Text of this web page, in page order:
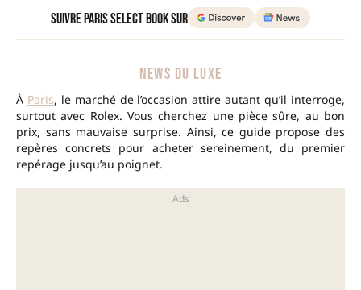
Suivre Paris Select Book sur
NEWS DU LUXE
À Paris, le marché de l’occasion attire autant qu’il interroge,
surtout avec Rolex. Vous cherchez une pièce sûre, au bon
prix, sans mauvaise surprise. Ainsi, ce guide propose des
repères concrets pour acheter sereinement, du premier
repérage jusqu’au poignet.